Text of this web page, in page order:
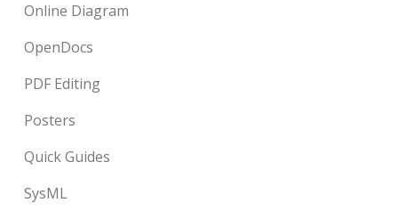
Online Diagram
OpenDocs
PDF Editing
Posters
Quick Guides
SysML